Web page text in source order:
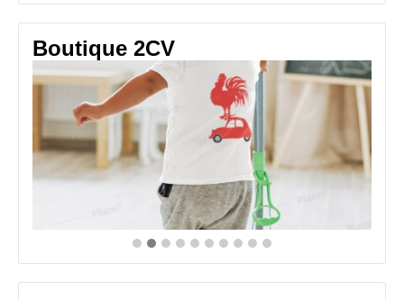
sur
la
du
produit
Boutique 2CV